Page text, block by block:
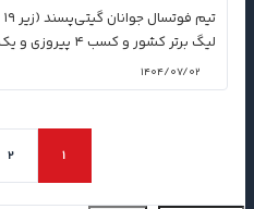
لیگ برتر کشور و کسب ۴ پیروزی و یک تساوی بدون...
۱۴۰۴/۰۷/۰۲
۱ ۲